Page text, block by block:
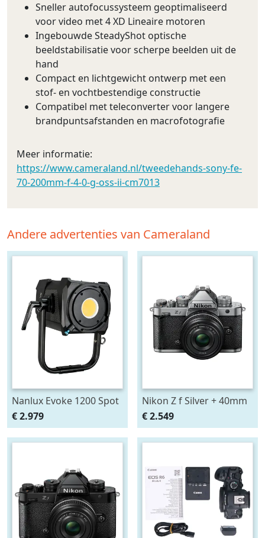
Sneller autofocussysteem geoptimaliseerd
voor video met 4 XD Lineaire motoren
Ingebouwde SteadyShot optische
beeldstabilisatie voor scherpe beelden uit de
hand
Compact en lichtgewicht ontwerp met een
stof- en vochtbestendige constructie
Compatibel met teleconverter voor langere
brandpuntsafstanden en macrofotografie
Meer informatie:
https://www.cameraland.nl/tweedehands-sony-fe-
70-200mm-f-4-0-g-oss-ii-cm7013
Andere advertenties van Cameraland
Nanlux Evoke 1200 Spot
Light
€ 2.979
Nikon Z f Silver + 40mm
SE
€ 2.549